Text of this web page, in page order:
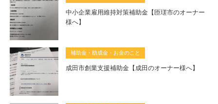
中小企業雇用維持対策補助金【匝瑳市のオーナー
様へ】
補助金・助成金・お金のこと
成田市創業支援補助金【成田のオーナー様へ】